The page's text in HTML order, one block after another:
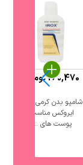
شامپو بدن کرمی بچه
ایروکس مناسب
پوست های ...
260,470تومان